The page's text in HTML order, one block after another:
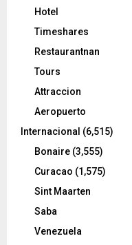
Hotel
Timeshares
Restaurantnan
Tours
Attraccion
Aeropuerto
Internacional (6,515)
Bonaire (3,555)
Curacao (1,575)
Sint Maarten
Saba
Venezuela